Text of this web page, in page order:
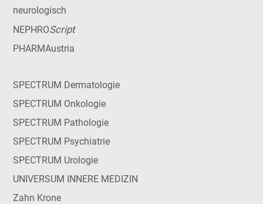
neurologisch
NEPHROScript
PHARMAustria
SPECTRUM Dermatologie
SPECTRUM Onkologie
SPECTRUM Pathologie
SPECTRUM Psychiatrie
SPECTRUM Urologie
UNIVERSUM INNERE MEDIZIN
Zahn Krone